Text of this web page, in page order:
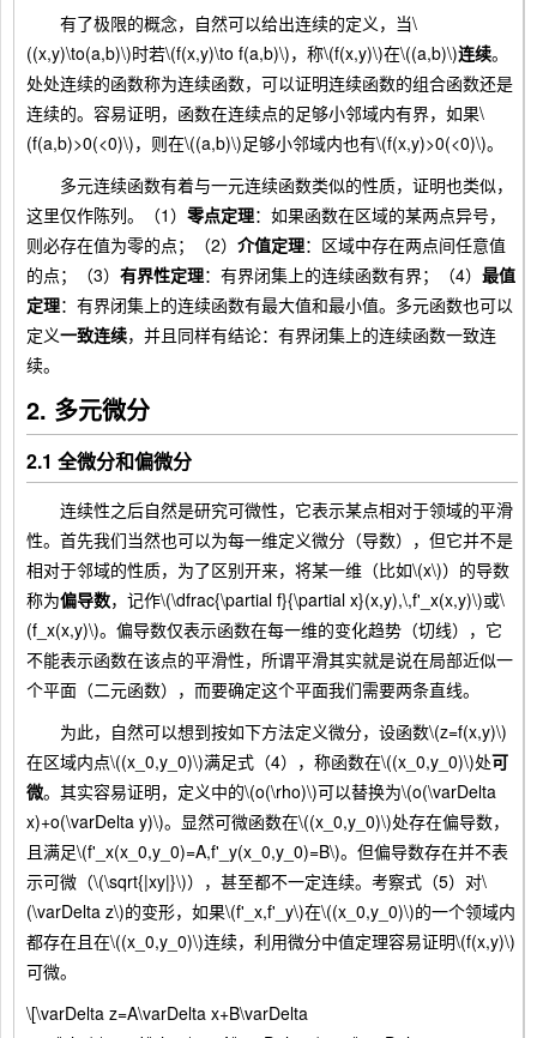
有了极限的概念，自然可以给出连续的定义，当\
((x,y)\to(a,b)\)时若\(f(x,y)\to f(a,b)\)，称\(f(x,y)\)在\((a,b)\)连续。
处处连续的函数称为连续函数，可以证明连续函数的组合函数还是
连续的。容易证明，函数在连续点的足够小邻域内有界，如果\
(f(a,b)>0(<0)\)，则在\((a,b)\)足够小邻域内也有\(f(x,y)>0(<0)\)。
多元连续函数有着与一元连续函数类似的性质，证明也类似，
这里仅作陈列。（1） 零点定理：如果函数在区域的某两点异号，
则必存在值为零的点；（2） 介值定理：区域中存在两点间任意值
的点；（3） 有界性定理：有界闭集上的连续函数有界；（4） 最值
定理：有界闭集上的连续函数有最大值和最小值。多元函数也可以
定义一致连续，并且同样有结论：有界闭集上的连续函数一致连
续。
2. 多元微分
2.1 全微分和偏微分
连续性之后自然是研究可微性，它表示某点相对于领域的平滑
性。首先我们当然也可以为每一维定义微分（导数），但它并不是
相对于邻域的性质，为了区别开来，将某一维（比如\(x\)）的导数
称为偏导数，记作\(\dfrac{\partial f}{\partial x}(x,y),\,f'_x(x,y)\)或\
(f_x(x,y)\)。偏导数仅表示函数在每一维的变化趋势（切线），它
不能表示函数在该点的平滑性，所谓平滑其实就是说在局部近似一
个平面（二元函数），而要确定这个平面我们需要两条直线。
为此，自然可以想到按如下方法定义微分，设函数\(z=f(x,y)\)
在区域内点\((x_0,y_0)\)满足式（4），称函数在\((x_0,y_0)\)处可
微。其实容易证明，定义中的\(o(\rho)\)可以替换为\(o(\varDelta
x)+o(\varDelta y)\)。显然可微函数在\((x_0,y_0)\)处存在偏导数，
且满足\(f'_x(x_0,y_0)=A,f'_y(x_0,y_0)=B\)。但偏导数存在并不表
示可微（\(\sqrt{|xy|}\)），甚至都不一定连续。考察式（5）对\
(\varDelta z\)的变形，如果\(f'_x,f'_y\)在\((x_0,y_0)\)的一个领域内
都存在且在\((x_0,y_0)\)连续，利用微分中值定理容易证明\(f(x,y)\)
可微。
\[\varDelta z=A\varDelta x+B\varDelta